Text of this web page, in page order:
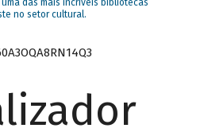
das mais incríveis bibliotecas
no setor cultural.